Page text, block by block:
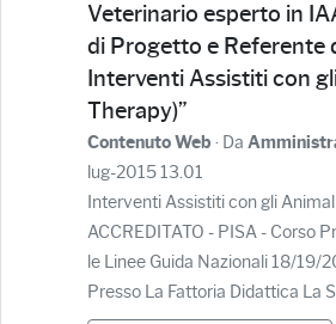
Veterinario esperto in
di Progetto e Referente
Interventi Assistiti con
Therapy)”
Contenuto Web · Da
lug-2015 13.01
Interventi Assistiti con gli
ACCREDITATO - PISA - Corso
le Linee Guida Nazionali 18/19/
Presso La Fattoria Didattica La